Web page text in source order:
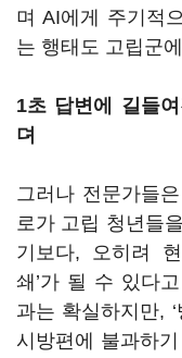
며 AI에게 주기적
는 행태도 고립군
1초 답변에 길들
뎌
그러나 전문가들
로가 고립 청년들
기보다, 오히려
쇄’가 될 수 있다
과는 확실하지만,
시방편에 불과하